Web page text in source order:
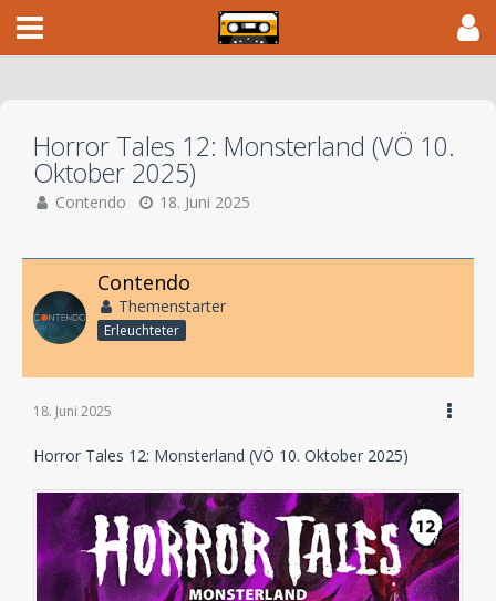
Horror Tales 12: Monsterland (VÖ 10.
Oktober 2025)
Contendo 18. Juni 2025
Contendo
Themenstarter
Erleuchteter
18. Juni 2025
Horror Tales 12: Monsterland (VÖ 10. Oktober 2025)